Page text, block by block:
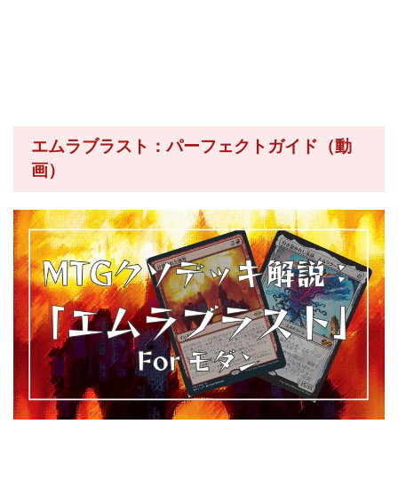
エムラブラスト：パーフェクトガイド（動
画）